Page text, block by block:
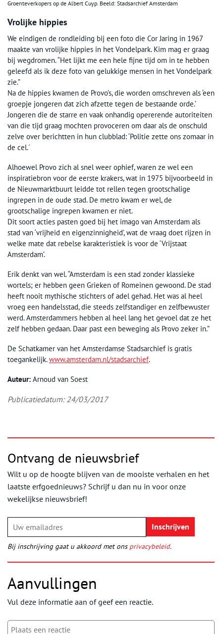
Groenteverkopers op de Albert Cuyp. Beeld: Stadsarchief Amsterdam
Vrolijke hippies
We eindigen de rondleiding bij een foto die Cor Jaring in 1967
maakte van vrolijke hippies in het Vondelpark. Kim mag er graag
bij wegdromen. “Het lijkt me een hele fijne tijd om in te hebben
geleefd als ik deze foto van gelukkige mensen in het Vondelpark
zie.”
Na de hippies kwamen de Provo’s, die worden omschreven als ‘een
groepje jongeren dat zich afzette tegen de bestaande orde.’
Jongeren die de starre en vaak onhandig opererende autoriteiten
van die tijd graag mochten provoceren om daar als de onschuld
zelve over berichtten in hun clubblad: ‘Politie zette ons zomaar in
de cel.´
Alhoewel Provo zich al snel weer ophief, waren ze wel een
inspiratiebron voor de eerste krakers, wat in 1975 bijvoorbeeld in
de Nieuwmarktbuurt leidde tot rellen tegen grootschalige
ingrepen in de oude stad. De metro kwam er wel, de
grootschalige ingrepen kwamen er niet.
Dit soort acties pasten goed bij het imago van Amsterdam als
stad van ‘vrijheid en eigenzinnigheid’, wat de vraag doet rijzen in
welke mate dat rebelse karakteristiek is voor de ‘Vrijstaat
Amsterdam’.
Erik denkt van wel. “Amsterdam is een stad zonder klassieke
wortels; er hebben geen Grieken of Romeinen gewoond. De stad
heeft nooit mythische stichters of adel gehad. Het was al heel
vroeg een handelsstad, die steeds zelfstandiger en zelfbewuster
werd. Amsterdammers hebben al heel lang het gevoel dat ze het
zelf hebben gedaan. Daar past een beweging als Provo zeker in.”
De Schatkamer van het Amsterdamse Stadsarchief is gratis
toegankelijk.www.amsterdam.nl/stadsarchief.
Auteur: Arnoud van Soest
Publicatiedatum: 24/03/2017
Ontvang de nieuwsbrief
Wilt u op de hoogte blijven van de mooiste verhalen en het
laatste erfgoednieuws? Schrijf u dan nu in voor onze
wekelijkse nieuwsbrief!
Bij inschrijving gaat u akkoord met ons privacybeleid.
Aanvullingen
Vul deze informatie aan of geef een reactie.